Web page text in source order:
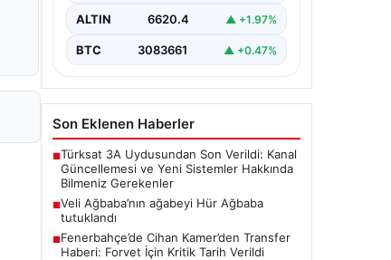
ALTIN 6620.4 ▲ +1.97%
BTC 3083661 ▲ +0.47%
Son Eklenen Haberler
■Türksat 3A Uydusundan Son Verildi: Kanal
Güncellemesi ve Yeni Sistemler Hakkında
Bilmeniz Gerekenler
■Veli Ağbaba’nın ağabeyi Hür Ağbaba
tutuklandı
■Fenerbahçe’de Cihan Kamer’den Transfer
Haberi: Forvet İçin Kritik Tarih Verildi